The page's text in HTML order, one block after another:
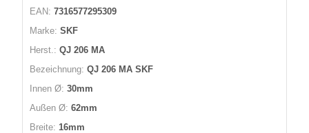
EAN: 7316577295309
Marke: SKF
Herst.: QJ 206 MA
Bezeichnung: QJ 206 MA SKF
Innen Ø: 30mm
Außen Ø: 62mm
Breite: 16mm